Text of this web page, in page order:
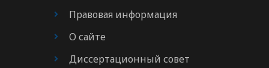
Правовая информация
О сайте
Диссертационный совет